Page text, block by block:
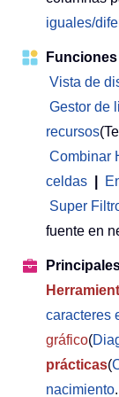
iguales/
Vista de
Gestor de
recursos
Combinar
celdas
Super
fuente en
caracteres
gráfico(
prácticas(
nacimiento